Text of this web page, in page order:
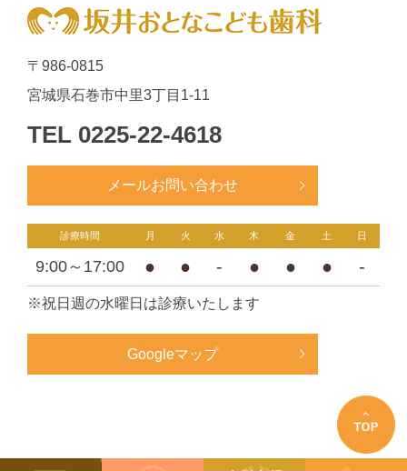
〒986-0815
宮城県石巻市中里3丁目1-11
TEL 0225-22-4618
メールお問い合わせ
診療時間 月 火 水 木 金 土 日
9:00～17:00 ● ● - ● ● ● -
※祝日週の水曜日は診療いたします
Googleマップ